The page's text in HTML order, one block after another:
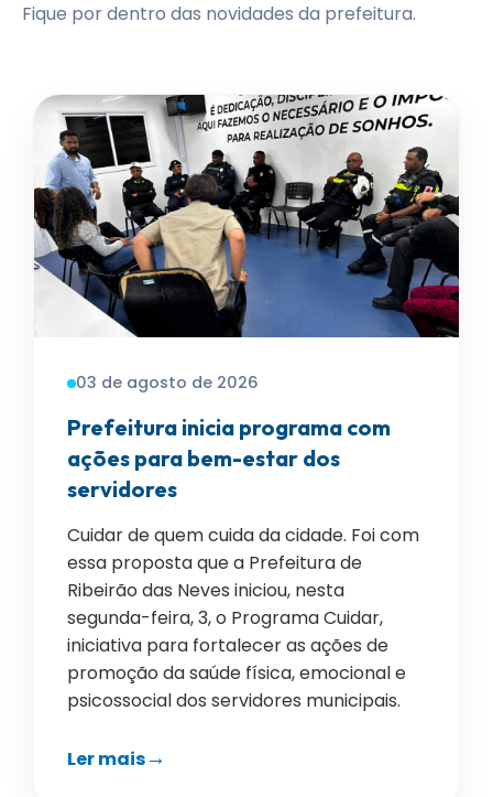
Fique por dentro das novidades da prefeitura.
03 de agosto de 2026
Prefeitura inicia programa com
ações para bem-estar dos
servidores
Cuidar de quem cuida da cidade. Foi com
essa proposta que a Prefeitura de
Ribeirão das Neves iniciou, nesta
segunda-feira, 3, o Programa Cuidar,
iniciativa para fortalecer as ações de
promoção da saúde física, emocional e
psicossocial dos servidores municipais.
Ler mais